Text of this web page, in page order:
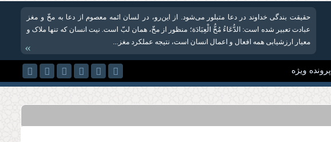
حقیقت بندگی خداوند در دعا متبلور می‌شود. از این‌رو، در لسان ائمه معصوم از دعا به مخّ و مغز
عبادت تعبیر شده است: الدُّعَاءُ مُخُّ الْعِبَادَة؛ منظور از مخّ، همان لبّ است. نیت انسان که تنها ملاک و
معیار ارزشیابی همه افعال و اعمال انسان است، نتیجه عملکرد مغز...
»
پرونده ویژه